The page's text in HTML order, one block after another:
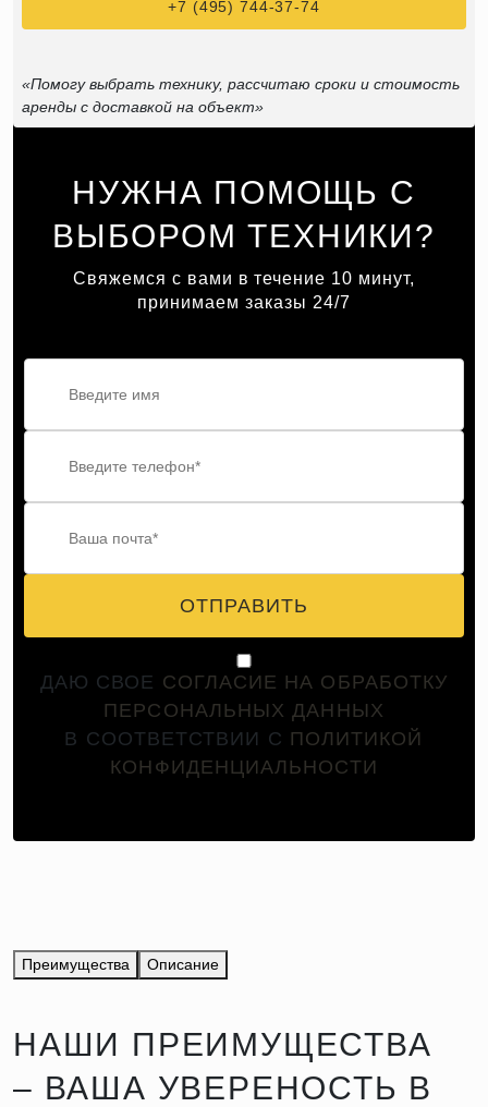
НУЖНА ПОМОЩЬ С
ВЫБОРОМ ТЕХНИКИ?
Свяжемся с вами в течение 10 минут,
принимаем заказы 24/7
ОТПРАВИТЬ
ДАЮ СВОЕ СОГЛАСИЕ НА ОБРАБОТКУ
ПЕРСОНАЛЬНЫХ ДАННЫХ
В СООТВЕТСТВИИ С ПОЛИТИКОЙ
КОНФИДЕНЦИАЛЬНОСТИ
+7 (495) 744-37-74
«Помогу выбрать технику, рассчитаю сроки и стоимость
аренды с доставкой на объект»
Преимущества Описание
НАШИ ПРЕИМУЩЕСТВА
– ВАША УВЕРЕНОСТЬ В